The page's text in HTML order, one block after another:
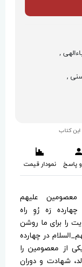
,
,
این کتاب
پاسخ نمودار قیمت
معصومین علیهم
چهارده رَه رُوِ راه
را برای ما روشن
در چهارده
از معصومین را
شهادت و دوران